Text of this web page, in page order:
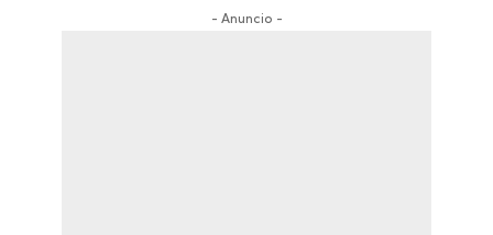
- Anuncio -